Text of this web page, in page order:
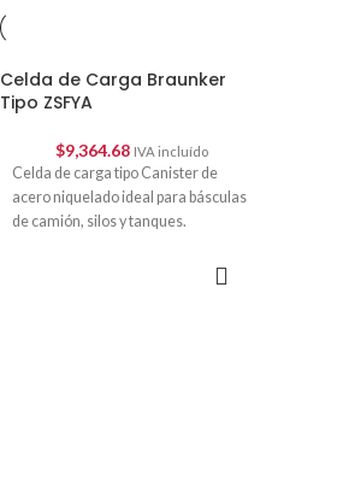
Celda de Carga Braunker
Tipo ZSFYA
$9,364.68 IVA incluído
Celda de carga tipo Canister de
acero niquelado ideal para básculas
de camión, silos y tanques.